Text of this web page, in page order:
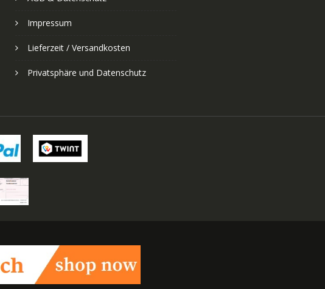
Impressum
Lieferzeit / Versandkosten
Privatsphäre und Datenschutz